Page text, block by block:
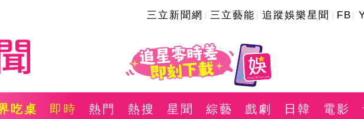
三立新聞網 三立藝能 追蹤娛樂星聞 FB
吃桌 即時 熱門 熱搜 星聞 綜藝 戲劇 日韓 電影